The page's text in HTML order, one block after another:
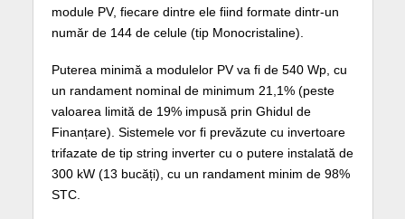
module PV, fiecare dintre ele fiind formate dintr-un
număr de 144 de celule (tip Monocristaline).
Puterea minimă a modulelor PV va fi de 540 Wp, cu
un randament nominal de minimum 21,1% (peste
valoarea limită de 19% impusă prin Ghidul de
Finanțare). Sistemele vor fi prevăzute cu invertoare
trifazate de tip string inverter cu o putere instalată de
300 kW (13 bucăți), cu un randament minim de 98%
STC.